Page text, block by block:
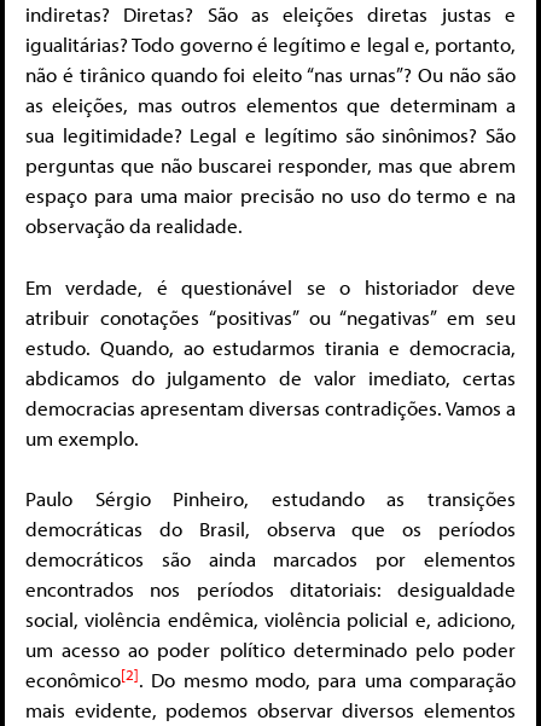
indiretas? Diretas? São as eleições diretas justas e
igualitárias? Todo governo é legítimo e legal e, portanto,
não é tirânico quando foi eleito “nas urnas”? Ou não são
as eleições, mas outros elementos que determinam a
sua legitimidade? Legal e legítimo são sinônimos? São
perguntas que não buscarei responder, mas que abrem
espaço para uma maior precisão no uso do termo e na
observação da realidade.
Em verdade, é questionável se o historiador deve
atribuir conotações “positivas” ou “negativas” em seu
estudo. Quando, ao estudarmos tirania e democracia,
abdicamos do julgamento de valor imediato, certas
democracias apresentam diversas contradições. Vamos a
um exemplo.
Paulo Sérgio Pinheiro, estudando as transições
democráticas do Brasil, observa que os períodos
democráticos são ainda marcados por elementos
encontrados nos períodos ditatoriais: desigualdade
social, violência endêmica, violência policial e, adiciono,
um acesso ao poder político determinado pelo poder
econômico[2]. Do mesmo modo, para uma comparação
mais evidente, podemos observar diversos elementos